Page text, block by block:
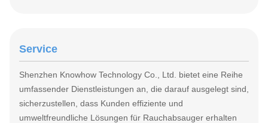
Service
Shenzhen Knowhow Technology Co., Ltd. bietet eine Reihe
umfassender Dienstleistungen an, die darauf ausgelegt sind,
sicherzustellen, dass Kunden effiziente und
umweltfreundliche Lösungen für Rauchabsauger erhalten